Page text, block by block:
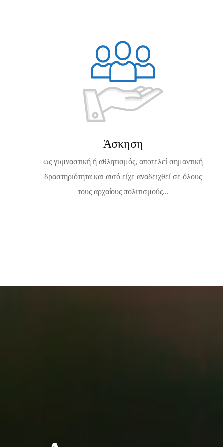
Άσκηση
ως γυμναστική ή αθλητισμός, αποτελεί σημαντική
δραστηριότητα και αυτό είχε αναδειχθεί σε όλους
τους αρχαίους πολιτισμούς...